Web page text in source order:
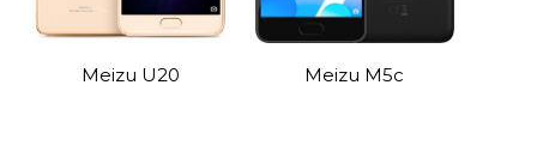
Meizu U20 Meizu M5c